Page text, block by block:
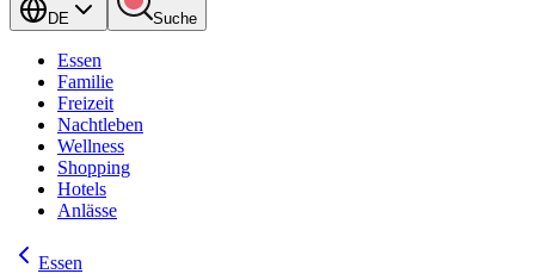
DE Suche
Essen
Familie
Freizeit
Nachtleben
Wellness
Shopping
Hotels
Anlässe
Essen